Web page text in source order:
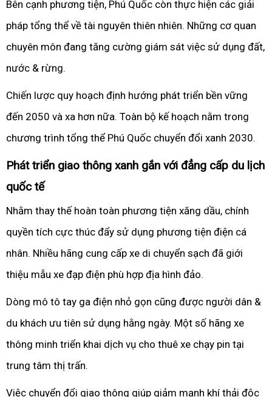
Bên cạnh phương tiện, Phú Quốc còn thực hiện các giải
pháp tổng thể về tài nguyên thiên nhiên. Những cơ quan
chuyên môn đang tăng cường giám sát việc sử dụng đất,
nước & rừng.
Chiến lược quy hoạch định hướng phát triển bền vững
đến 2050 và xa hơn nữa. Toàn bộ kế hoạch nằm trong
chương trình tổng thể Phú Quốc chuyển đổi xanh 2030.
Phát triển giao thông xanh gắn với đẳng cấp du lịch
quốc tế
Nhằm thay thế hoàn toàn phương tiện xăng dầu, chính
quyền tích cực thúc đẩy sử dụng phương tiện điện cá
nhân. Nhiều hãng cung cấp xe di chuyển sạch đã giới
thiệu mẫu xe đạp điện phù hợp địa hình đảo.
Dòng mô tô tay ga điện nhỏ gọn cũng được người dân &
du khách ưu tiên sử dụng hằng ngày. Một số hãng xe
thông minh triển khai dịch vụ cho thuê xe chạy pin tại
trung tâm thị trấn.
Việc chuyển đổi giao thông giúp giảm mạnh khí thải độc